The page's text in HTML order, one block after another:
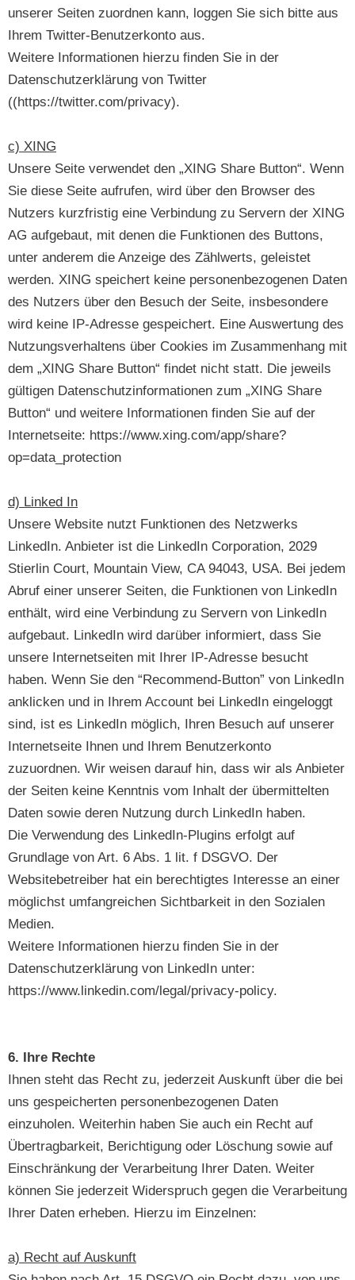
unserer Seiten zuordnen kann, loggen Sie sich bitte aus
Ihrem Twitter-Benutzerkonto aus.
Weitere Informationen hierzu finden Sie in der
Datenschutzerklärung von Twitter
((https://twitter.com/privacy).
c) XING
Unsere Seite verwendet den „XING Share Button“. Wenn
Sie diese Seite aufrufen, wird über den Browser des
Nutzers kurzfristig eine Verbindung zu Servern der XING
AG aufgebaut, mit denen die Funktionen des Buttons,
unter anderem die Anzeige des Zählwerts, geleistet
werden. XING speichert keine personenbezogenen Daten
des Nutzers über den Besuch der Seite, insbesondere
wird keine IP-Adresse gespeichert. Eine Auswertung des
Nutzungsverhaltens über Cookies im Zusammenhang mit
dem „XING Share Button“ findet nicht statt. Die jeweils
gültigen Datenschutzinformationen zum „XING Share
Button“ und weitere Informationen finden Sie auf der
Internetseite: https://www.xing.com/app/share?
op=data_protection
d) Linked In
Unsere Website nutzt Funktionen des Netzwerks
LinkedIn. Anbieter ist die LinkedIn Corporation, 2029
Stierlin Court, Mountain View, CA 94043, USA. Bei jedem
Abruf einer unserer Seiten, die Funktionen von LinkedIn
enthält, wird eine Verbindung zu Servern von LinkedIn
aufgebaut. LinkedIn wird darüber informiert, dass Sie
unsere Internetseiten mit Ihrer IP-Adresse besucht
haben. Wenn Sie den “Recommend-Button” von LinkedIn
anklicken und in Ihrem Account bei LinkedIn eingeloggt
sind, ist es LinkedIn möglich, Ihren Besuch auf unserer
Internetseite Ihnen und Ihrem Benutzerkonto
zuzuordnen. Wir weisen darauf hin, dass wir als Anbieter
der Seiten keine Kenntnis vom Inhalt der übermittelten
Daten sowie deren Nutzung durch LinkedIn haben.
Die Verwendung des LinkedIn-Plugins erfolgt auf
Grundlage von Art. 6 Abs. 1 lit. f DSGVO. Der
Websitebetreiber hat ein berechtigtes Interesse an einer
möglichst umfangreichen Sichtbarkeit in den Sozialen
Medien.
Weitere Informationen hierzu finden Sie in der
Datenschutzerklärung von LinkedIn unter:
https://www.linkedin.com/legal/privacy-policy.
6. Ihre Rechte
Ihnen steht das Recht zu, jederzeit Auskunft über die bei
uns gespeicherten personenbezogenen Daten
einzuholen. Weiterhin haben Sie auch ein Recht auf
Übertragbarkeit, Berichtigung oder Löschung sowie auf
Einschränkung der Verarbeitung Ihrer Daten. Weiter
können Sie jederzeit Widerspruch gegen die Verarbeitung
Ihrer Daten erheben. Hierzu im Einzelnen:
a) Recht auf Auskunft